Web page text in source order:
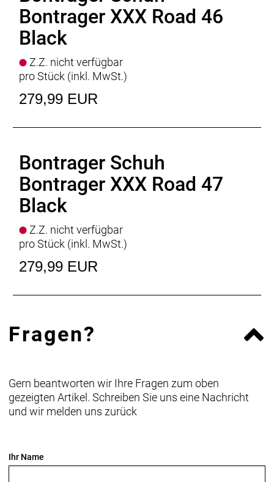
Bontrager XXX Road 46
Black
Z.Z. nicht verfügbar
pro Stück (inkl. MwSt.)
279,99 EUR
Bontrager Schuh
Bontrager XXX Road 47
Black
Z.Z. nicht verfügbar
pro Stück (inkl. MwSt.)
279,99 EUR
Fragen?
Gern beantworten wir Ihre Fragen zum oben
gezeigten Artikel. Schreiben Sie uns eine Nachricht
und wir melden uns zurück
Ihr Name